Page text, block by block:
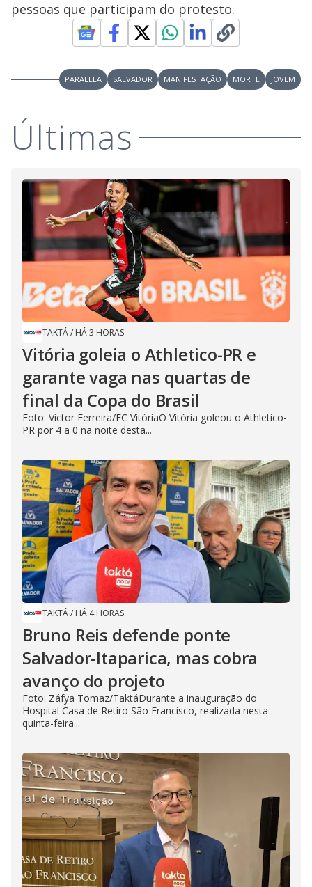
pessoas que participam do protesto.
PARALELA SALVADOR MANIFESTAÇÃO MORTE JOVEM
Últimas
TAKTÁ/ HÁ 3 HORAS
Vitória goleia o Athletico-PR e
garante vaga nas quartas de
final da Copa do Brasil
Foto: Victor Ferreira/EC VitóriaO Vitória goleou o Athletico-
PR por 4 a 0 na noite desta...
TAKTÁ/ HÁ 4 HORAS
Bruno Reis defende ponte
Salvador-Itaparica, mas cobra
avanço do projeto
Foto: Záfya Tomaz/TaktáDurante a inauguração do
Hospital Casa de Retiro São Francisco, realizada nesta
quinta-feira...